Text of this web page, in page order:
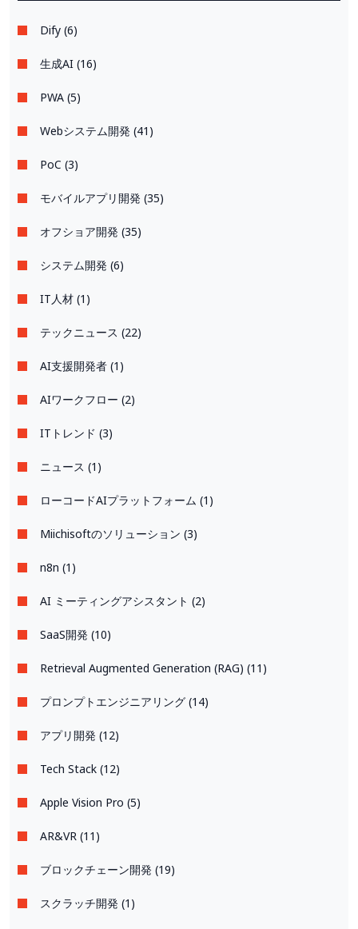
Dify (6)
生成AI (16)
PWA (5)
Webシステム開発 (41)
PoC (3)
モバイルアプリ開発 (35)
オフショア開発 (35)
システム開発 (6)
IT人材 (1)
テックニュース (22)
AI支援開発者 (1)
AIワークフロー (2)
ITトレンド (3)
ニュース (1)
ローコードAIプラットフォーム (1)
Miichisoftのソリューション (3)
n8n (1)
AI ミーティングアシスタント (2)
SaaS開発 (10)
Retrieval Augmented Generation (RAG) (11)
プロンプトエンジニアリング (14)
アプリ開発 (12)
Tech Stack (12)
Apple Vision Pro (5)
AR&VR (11)
ブロックチェーン開発 (19)
スクラッチ開発 (1)